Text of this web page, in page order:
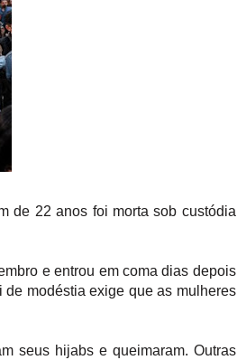
de 22 anos foi morta sob custódia
e entrou em coma dias depois
modéstia exige que as mulheres
seus hijabs e queimaram. Outras